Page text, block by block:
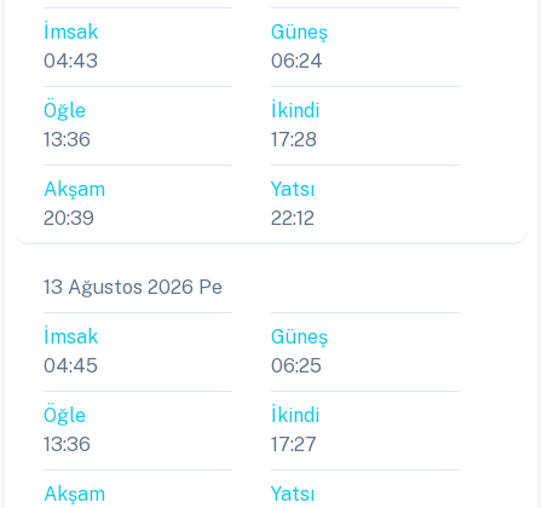
İmsak
04:43
Güneş
06:24
Öğle
13:36
İkindi
17:28
Akşam
20:39
Yatsı
22:12
13 Ağustos 2026 Pe
İmsak
04:45
Güneş
06:25
Öğle
13:36
İkindi
17:27
Akşam
Yatsı